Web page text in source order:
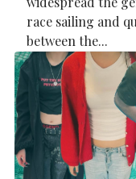
race sailing and
between the...